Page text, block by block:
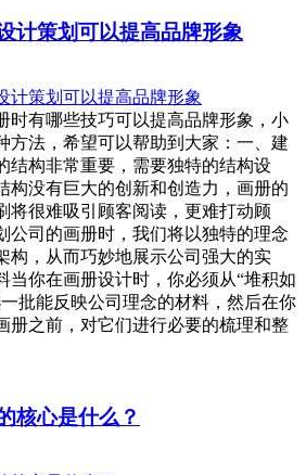
计策划可以提高品牌形象
时有哪些技巧可以提高品牌形象，小
方法，希望可以帮助到大家：一、建
结构非常重要，需要独特的结构设
构没有巨大的创新和创造力，画册的
将很难吸引顾客阅读，更难打动顾
公司的画册时，我们将以独特的理念
构，从而巧妙地展示公司强大的实
当你在画册设计时，你必须从“堆积如
批能反映公司理念的材料，然后在你
册之前，对它们进行必要的梳理和整
核心是什么？